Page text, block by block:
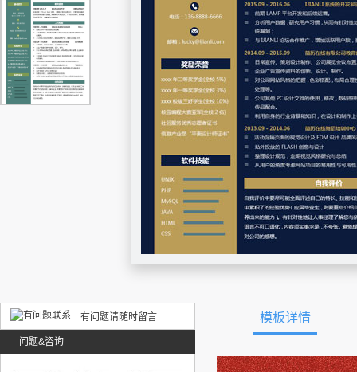
有问题请随时留言
问题&咨询
模板详情